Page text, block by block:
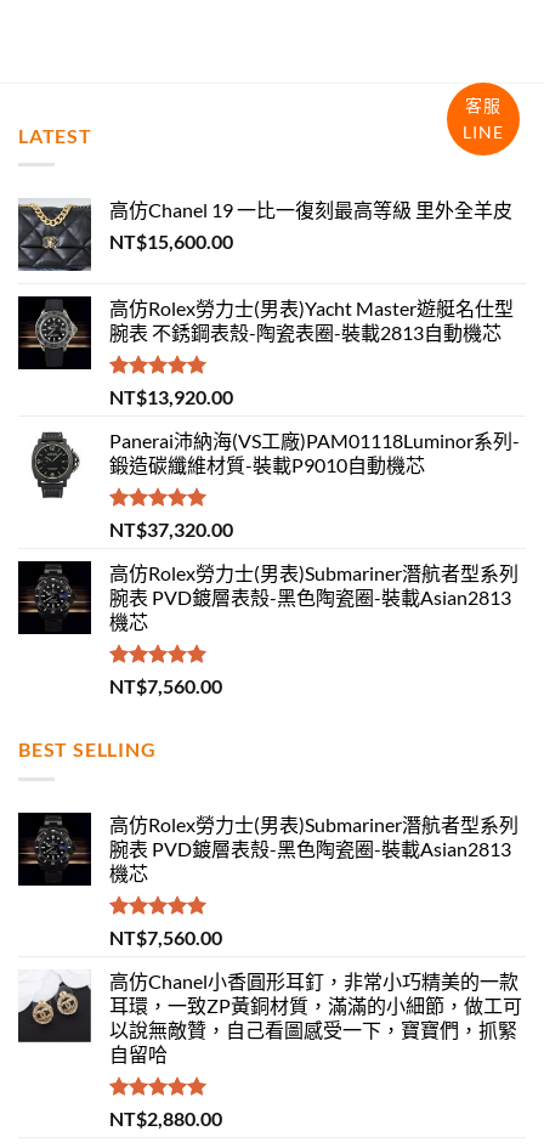
LATEST
高仿Chanel 19 一比一復刻最高等級 里外全羊皮
NT$15,600.00
高仿Rolex勞力士(男表)Yacht Master遊艇名仕型
腕表 不銹鋼表殼-陶瓷表圈-裝載2813自動機芯
評分5.00
滿分 5
NT$13,920.00
Panerai沛納海(VS工廠)PAM01118Luminor系列-
鍛造碳纖維材質-裝載P9010自動機芯
評分5.00
滿分 5
NT$37,320.00
高仿Rolex勞力士(男表)Submariner潛航者型系列
腕表 PVD鍍層表殼-黑色陶瓷圈-裝載Asian2813
機芯
評分 5.00
滿分 5
NT$7,560.00
BEST SELLING
高仿Rolex勞力士(男表)Submariner潛航者型系列
腕表 PVD鍍層表殼-黑色陶瓷圈-裝載Asian2813
機芯
評分 5.00
滿分 5
NT$7,560.00
高仿Chanel小香圓形耳釘，非常小巧精美的一款
耳環，一致ZP黃銅材質，滿滿的小細節，做工可
以說無敵贊，自己看圖感受一下，寶寶們，抓緊
自留哈
評分 5.00
滿分 5
NT$2,880.00
客服
LINE